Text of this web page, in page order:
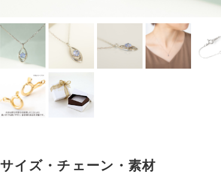
サイズ・チェーン・素材